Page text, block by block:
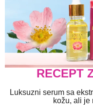
RECEPT
Luksuzni serum sa
kožu, ali je